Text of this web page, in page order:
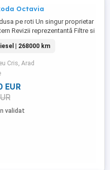
Octavia
pe roti Un singur proprietar
Revizii reprezentantă Filtre si
| 268000 km
Cris, Arad
EUR
validat